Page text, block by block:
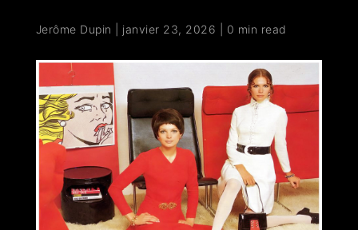
Jerôme Dupin janvier 23, 2026 0 min read